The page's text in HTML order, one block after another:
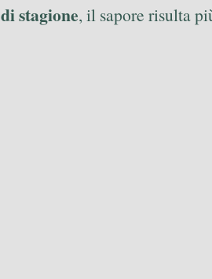
di stagione, il sapore risulta